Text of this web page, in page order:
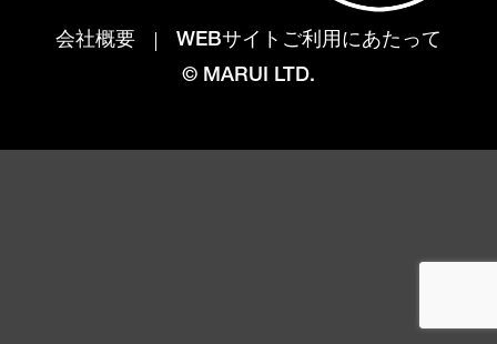
会社概要
WEBサイトご利用にあたって
© MARUI LTD.